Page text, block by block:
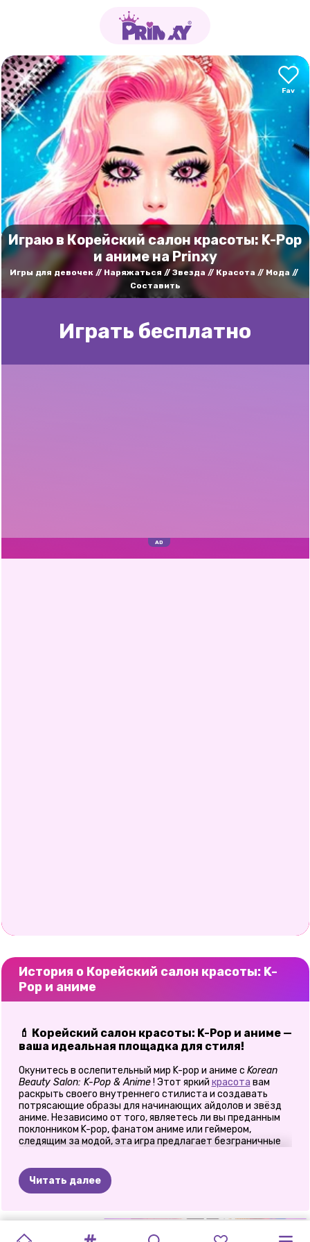
Играю в Корейский салон красоты: K-Pop
и аниме на Prinxy
Игры для девочек Наряжаться Звезда Красота
Мода
Составить
Играть бесплатно
История о Корейский салон красоты: K-
Pop и аниме
💄 Корейский салон красоты: K-Pop и аниме —
ваша идеальная площадка для стиля!
Окунитесь в ослепительный мир K-pop и аниме с Korean
Beauty Salon: K-Pop & Anime! Этот яркий красота вам
раскрыть своего внутреннего стилиста и создавать
потрясающие образы для начинающих айдолов и звёзд
аниме. Независимо от того, являетесь ли вы преданным
поклонником K-pop, фанатом аниме или геймером,
следящим за модой, эта игра предлагает безграничные
Как играть вкорейский салон красоты: K-
Pop и аниме
Начните свой путь к стилю, выбрав модель, готовую к
Читать далее
ЛУЧШИЕ
ПОДРОСТКОВОЕ ПРИНЦЕССЫ
ЗНАМЕНИТЫЕ ЗНАМЕНИТОСТЬ:ЗНАМЕНИТАЯ